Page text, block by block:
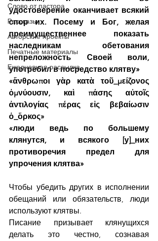
Слово от пастора
Рассказы
Авторские проекты
Печатные материалы
Ежедневная рассылка
удостоверение оканчивает всякий
спор их. Посему и Бог, желая
преимущественнее показать
наследникам обетования
непреложность Своей воли,
употребил в посредство клятву»
«ἄνθρωποι γὰρ κατὰ τοῦ_μείζονος
ὀμνύουσιν, καὶ πάσης αὐτοῖς
ἀντιλογίας πέρας εἰς βεβαίωσιν
ὁ_ὅρκος»
«люди ведь по большему
клянутся, и всякого [у]_них
противоречия предел для
упрочения клятва»
Чтобы убедить других в исполнении
обещаний или обязательств, люди
используют клятвы.
Писание призывает клянущихся
делать это честно, сознавая